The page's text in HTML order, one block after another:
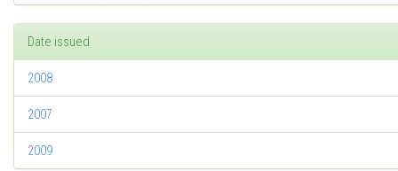
Date issued
2008
2007
2009